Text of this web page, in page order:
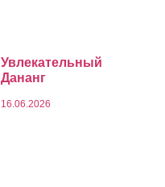
Увлекательный
Дананг
16.06.2026